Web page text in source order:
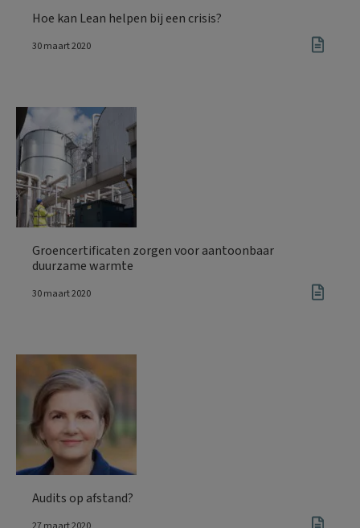
Hoe kan Lean helpen bij een crisis?
30 maart 2020
Groencertificaten zorgen voor aantoonbaar
duurzame warmte
30 maart 2020
Audits op afstand?